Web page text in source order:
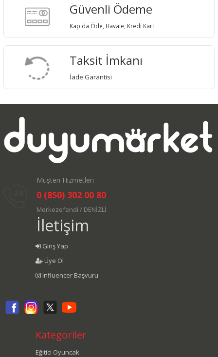
Güvenli Ödeme
Kapıda Öde, Havale, Kredi Kartı
Taksit İmkanı
İade Garantisi
Müşteri Hizmetleri
0 (850) 302 00 80
Merkezefendi / DENİZLİ
İletişim
Giriş Yap
Üye Ol
Influencer Başvuru
Kategoriler
Eğitici Oyuncak